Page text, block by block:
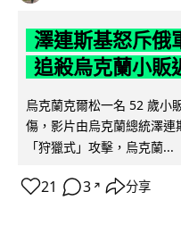
澤連斯基怒斥俄
追殺烏克蘭小販
烏克蘭克爾松一名 52 歲小
傷，影片由烏克蘭總統澤
「狩獵式」攻擊，烏克蘭...
21 3 ↗ 分享